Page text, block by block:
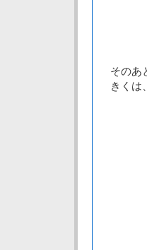
そのあ
きくは